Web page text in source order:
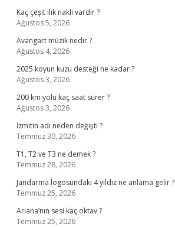
Kaç çeşit ilik nakli vardır ?
Ağustos 5, 2026
Avangart müzik nedir ?
Ağustos 4, 2026
2025 koyun kuzu desteği ne kadar ?
Ağustos 3, 2026
200 km yolu kaç saat sürer ?
Ağustos 3, 2026
İzmitin adı neden değişti ?
Temmuz 30, 2026
T1, T2 ve T3 ne demek ?
Temmuz 28, 2026
Jandarma logosundaki 4 yıldız ne anlama gelir ?
Temmuz 25, 2026
Ariana’nın sesi kaç oktav ?
Temmuz 25, 2026